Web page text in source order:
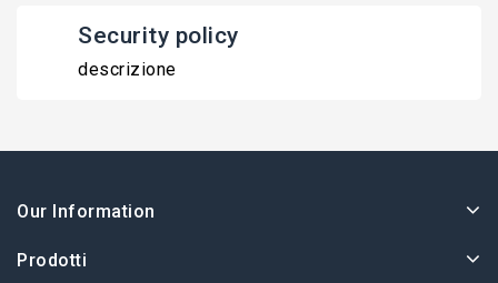
Security policy
descrizione
Our Information
Prodotti